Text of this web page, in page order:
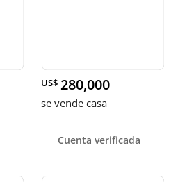
US$ 280,000
se vende casa
Cuenta verificada